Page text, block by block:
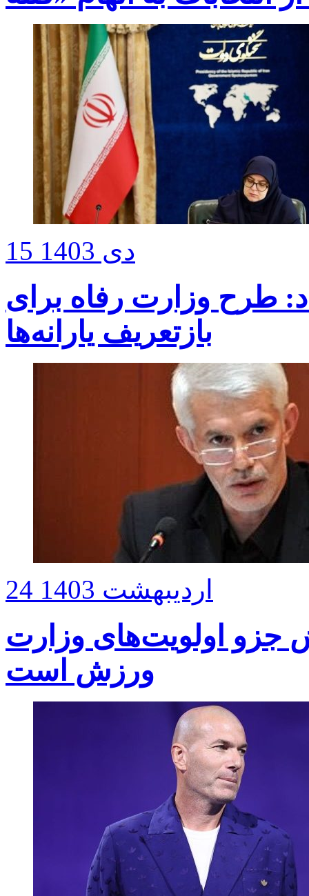
15 دی 1403
طرح وزارت رفاه برای
بازتعریف یارانه‌ها
24 اردیبهشت 1403
جزو اولویت‌های وزارت
ورزش است